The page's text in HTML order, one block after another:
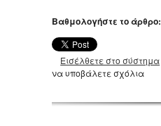
Βαθμολογήστε το άρθρο:
Εισέλθετε στο σύστημα
να υποβάλετε σχόλια